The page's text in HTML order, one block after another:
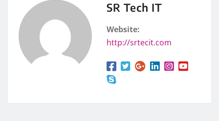
SR Tech IT
Website:
http://srtecit.com